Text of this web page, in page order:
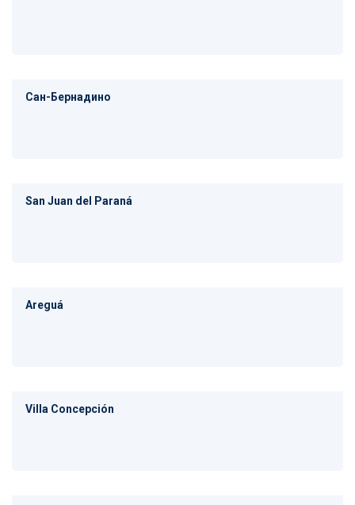
Сан-Бернадино
San Juan del Paraná
Areguá
Villa Concepción